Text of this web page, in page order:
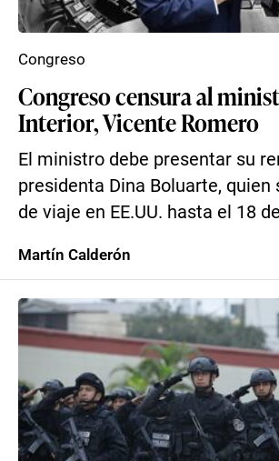
Congreso censura al
Interior, Vicente Romero
El ministro debe presentar su
presidenta Dina Boluarte, quien
de viaje en EE.UU. hasta el 18
Congreso
Martín Calderón